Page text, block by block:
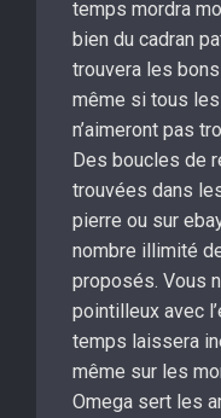
temps mordra
bien du cadran
trouvera les
même si tous
n’aimeront pas
Des boucles de
trouvées dans
pierre ou sur
nombre illimité
proposés. Vous
pointilleux avec
temps laissera
même sur les
Omega sert les